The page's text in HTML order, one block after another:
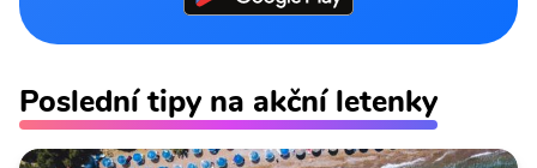
Poslední tipy na akční letenky